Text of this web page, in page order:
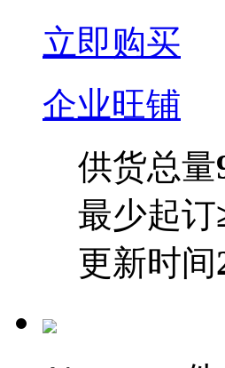
立即购买
企业旺铺
供货总量
最少起订
更新时间